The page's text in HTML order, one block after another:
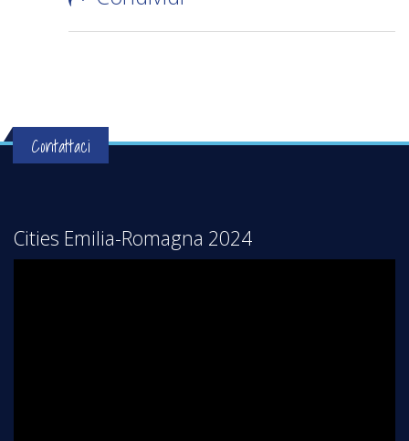
Contattaci
Cities Emilia-Romagna 2024